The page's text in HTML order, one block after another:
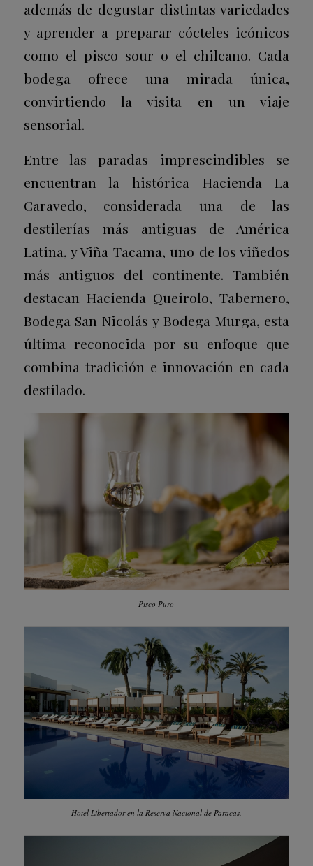
además de degustar distintas variedades
y aprender a preparar cócteles icónicos
como el pisco sour o el chilcano. Cada
bodega ofrece una mirada única,
convirtiendo la visita en un viaje
sensorial.
Entre las paradas imprescindibles se
encuentran la histórica Hacienda La
Caravedo, considerada una de las
destilerías más antiguas de América
Latina, yViña Tacama, uno de los viñedos
más antiguos del continente. También
destacan Hacienda Queirolo,Tabernero,
Bodega San Nicolás y Bodega Murga, esta
última reconocida por su enfoque que
combina tradición e innovación en cada
destilado.
Pisco Puro
Hotel Libertador en la Reserva Nacional de Paracas.